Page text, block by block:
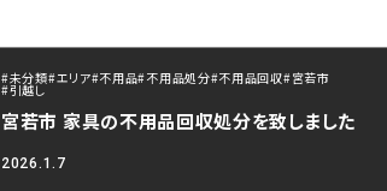
#未分類#エリア#不用品#不用品処分#不用品回収#宮若市
#引越し
宮若市 家具の不用品回収処分を致しました
2026.1.7